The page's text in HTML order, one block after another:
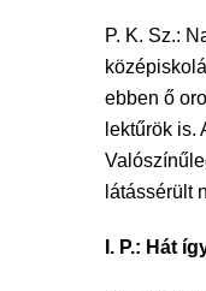
P. K. Sz.:
ebben ő
lektűrök is.
látássérült
I. P.: Hát